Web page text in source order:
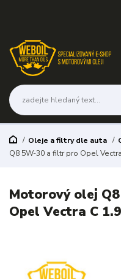
Oleje a filtry dle auta
Q8 5W-30 a filtr pro Opel
Motorový olej
Opel Vectra C